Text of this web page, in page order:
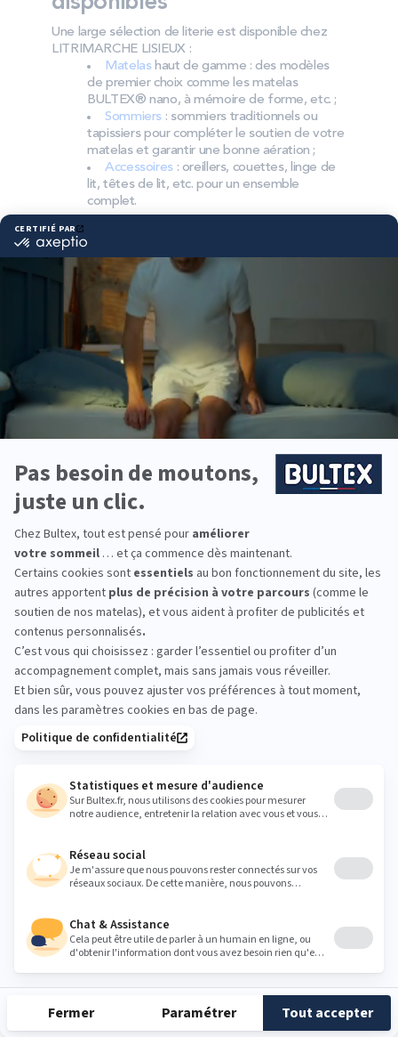
Une large sélection de literie est disponible chez
LITRIMARCHE LISIEUX :
Matelashaut de gamme : des modèles
de premier choix comme les matelas
BULTEX® nano, à mémoire de forme, etc. ;
Sommiers : sommiers traditionnels ou
tapissiers pour compléter le soutien de votre
matelas et garantir une bonne aération ;
Accessoires: oreillers, couettes, linge de
lit, têtes de lit, etc. pour un ensemble
complet.
Pourquoi choisir Bultex
comme literie ?
Bultex est la marque de literie la plus détenue par
les Français*. Un savoir‑faire reconnu et des
matériaux conçus pour durer, avec une exigence
constante sur la qualité.
Plusieurs niveaux de fermeté permettent d’ajuster
précisément votre confort. En associant votre
matelas au bon sommier, vous optimisez le soutien
et la longévité de l’ensemble.
Des solutions pour toute la famille : du premier lit
d’enfant au couchage du quotidien, jusqu’à la
chambre d’amis. Tailles et budgets variés pour
équiper chaque pièce.
*Marque la plus détenue : 18 599 personnes
interrogées de février 2019 à mars 2025. Institut
LITRIMARCHE LISIEUX :
essayez avant d’acheter
Venez tester les matelas sur place. Allongez‑vous,
changez de position et comparez plusieurs
conforts. Prendre quelques minutes sur chaque
modèle aide à faire le bon choix.
litrimarche.lisieux@sfr.fr
Heures
Lundi Fermé
Mardi 09:30 - 12:00 14:00 - 19:00
Jeudi 09:30 - 12:00 14:00 - 19:00
Samedi 09:30 - 12:00 14:00 - 19:00